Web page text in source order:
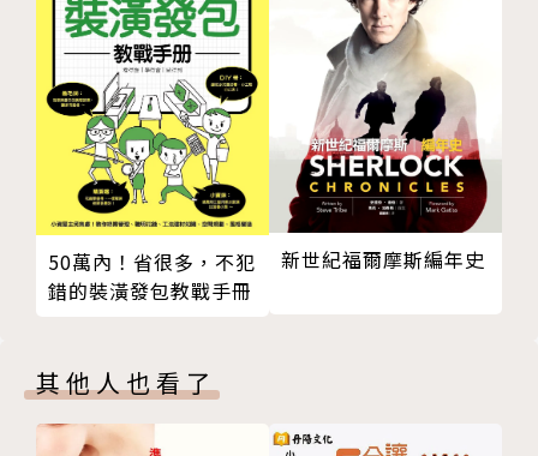
辦公室大門前的空間狹窄並且陰暗p.40
辦公室大門前是逃生門或下樓樓梯p.43
辦公室座位太隱密p.46
座位背後是走道或廁所p.49
座位歪斜並且與眾不同p.52
座位光線不佳p.55
單元三 r依照需求，提供佈置和解決方法
老闆看我不順眼怎麼辦？p.60
總有小人扯後腿怎麼辦？p.64
單元四 讓r工作運越來越旺的15個辦公室開運術
利用圓形桌燈，讓你思慮更清晰p.78
50萬內！省很多，不犯
錯的裝潢發包教戰手冊
新世紀福爾摩斯編年史
其他人也看了